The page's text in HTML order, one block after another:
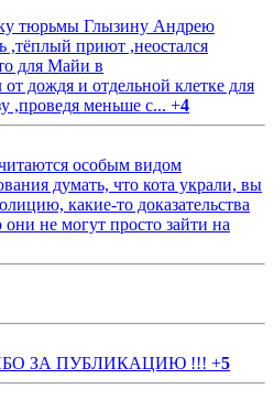
тюрьмы Глызину Андрею
,тёплый приют ,неостался
для Майи в
дождя и отдельной клетке для
,проведя меньше с... +4
особым видом
думать, что кота украли, вы
какие-то доказательства
не могут просто зайти на
ЗА ПУБЛИКАЦИЮ !!! +5